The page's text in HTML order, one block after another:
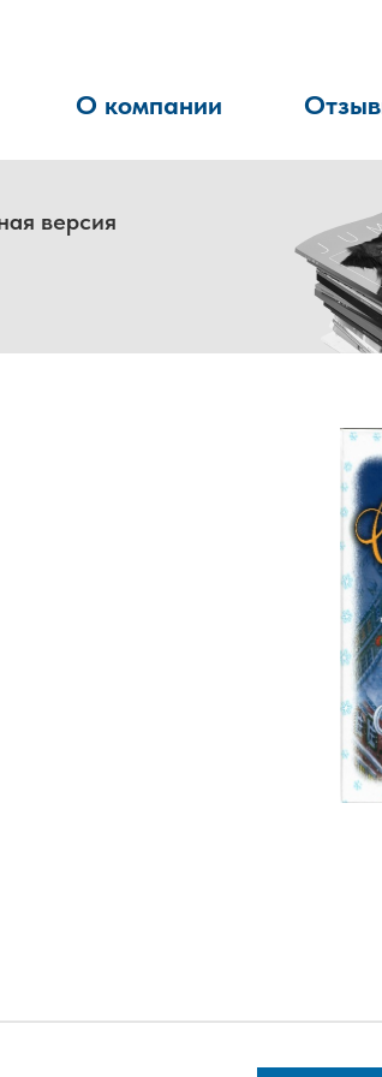
О компании
версия